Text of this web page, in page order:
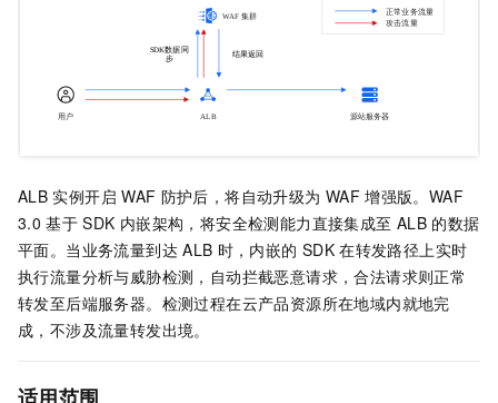
ALB 实例开启 WAF 防护后，将自动升级为 WAF 增强版。WAF
3.0 基于 SDK 内嵌架构，将安全检测能力直接集成至 ALB 的数据
平面。当业务流量到达 ALB 时，内嵌的 SDK 在转发路径上实时
执行流量分析与威胁检测，自动拦截恶意请求，合法请求则正常
转发至后端服务器。检测过程在云产品资源所在地域内就地完
成，不涉及流量转发出境。